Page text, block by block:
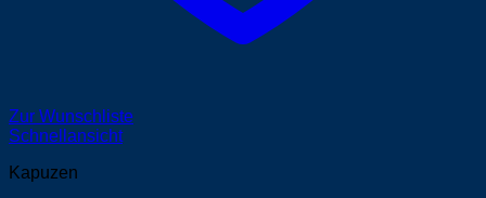
Zur Wunschliste
Schnellansicht
Kapuzen